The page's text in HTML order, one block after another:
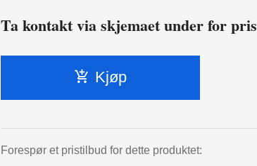
Ta kontakt via skjemaet under for pris
Kjøp
Forespør et pristilbud for dette produktet: